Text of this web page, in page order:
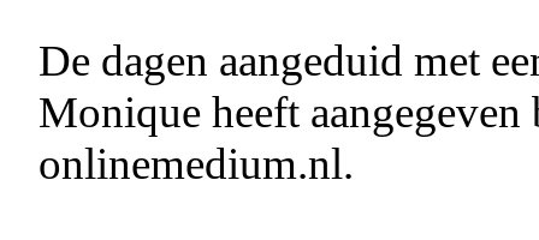
De dagen aangeduid met
Monique heeft
onlinemedium.nl.